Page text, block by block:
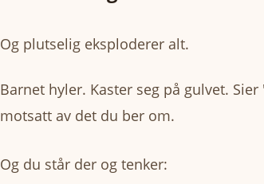
Og plutselig eksploderer alt.
Barnet hyler. Kaster seg på gulvet.
motsatt av det du ber om.
Og du står der og tenker: